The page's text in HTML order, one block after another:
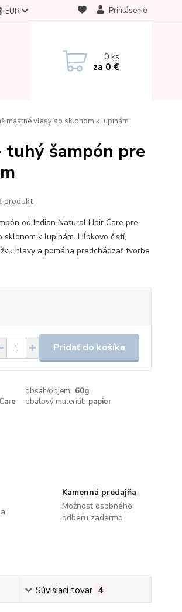
EUR Prihlásenie
0ks
za 0 €
mastné vlasy so sklonom k lupinám
tuhý šampón pre
produkt
od Indian Natural Hair Care pre
k lupinám. Hĺbkovo čistí,
hlavy a pomáha predchádzať tvorbe
Pridať do košíka
obsah/objem: 60g
obalový materiál: papier
Kamenná predajňa
Možnosť osobného
odberu zadarmo
Súvisiaci tovar 4